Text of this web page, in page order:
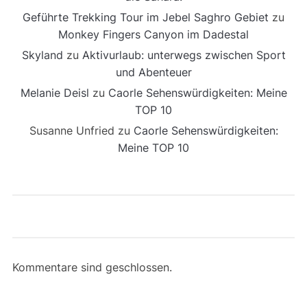
Geführte Trekking Tour im Jebel Saghro Gebiet zu
Monkey Fingers Canyon im Dadestal
Skyland zu Aktivurlaub: unterwegs zwischen Sport
und Abenteuer
Melanie Deisl zu Caorle Sehenswürdigkeiten: Meine
TOP 10
Susanne Unfried zu Caorle Sehenswürdigkeiten:
Meine TOP 10
Kommentare sind geschlossen.